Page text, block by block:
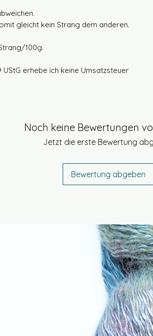
gleicht kein Strang dem anderen.
100g.
erhebe ich keine Umsatzsteuer
Noch keine Bewertungen
Jetzt die erste Bewertung
Bewertung abgeben